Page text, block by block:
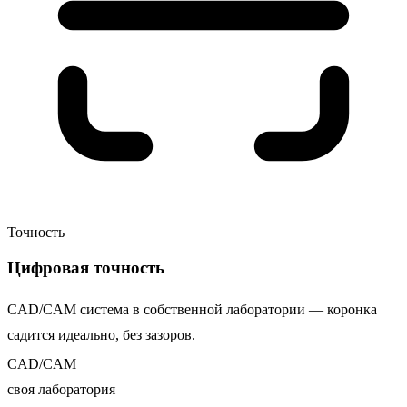
Точность
Цифровая точность
CAD/CAM система в собственной лаборатории — коронка
садится идеально, без зазоров.
CAD/CAM
своя лаборатория